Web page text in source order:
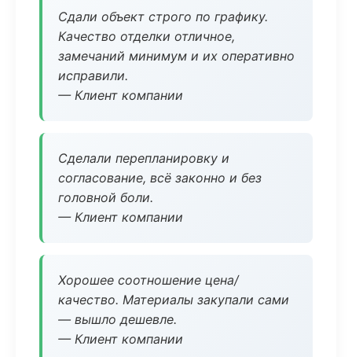
Сдали объект строго по графику.
Качество отделки отличное,
замечаний минимум и их оперативно
исправили.
— Клиент компании
Сделали перепланировку и
согласование, всё законно и без
головной боли.
— Клиент компании
Хорошее соотношение цена/
качество. Материалы закупали сами
— вышло дешевле.
— Клиент компании